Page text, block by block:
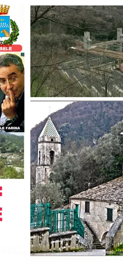
Informazione
al biologico italiano
Nord. Il settore è a